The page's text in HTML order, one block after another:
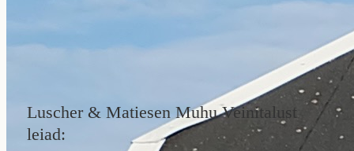
Luscher & Matiesen Muhu Veinitalust
leiad: